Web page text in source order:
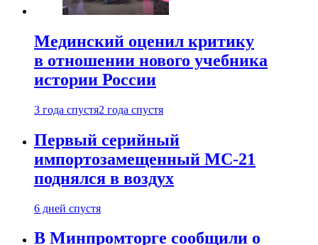
Мединский оценил критику
в отношении нового учебника
истории России
3 года спустя2 года спустя
Первый серийный
импортозамещенный МС-21
поднялся в воздух
6 дней спустя
В Минпромторге сообщили о